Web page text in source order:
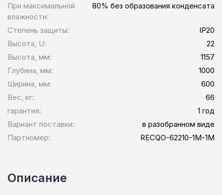
При максимальной
влажности:
80% без образования конденсата
Степень защиты:
IP20
Высота, U:
22
Высота, мм:
1157
Глубина, мм:
1000
Ширина, мм:
600
Вес, кг:
66
гарантия:
1 год
Вариант поставки:
в разобранном виде
Партномер:
RECQO-62210-1M-1M
Описание